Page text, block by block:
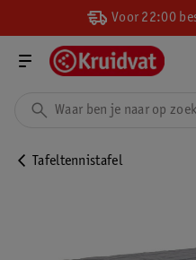
Voor 22:00
Tafeltennistafel